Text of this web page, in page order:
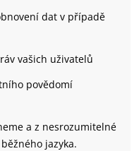
dat v případě
vašich uživatelů
povědomí
a z nesrozumitelné
jazyka.